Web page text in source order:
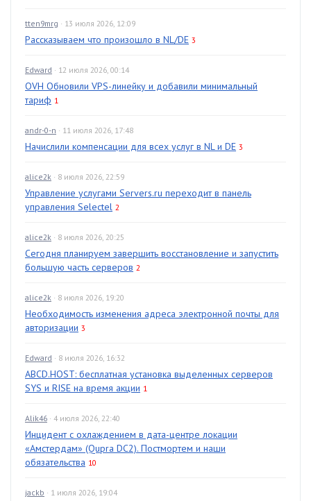
tten9mrg · 13 июля 2026, 12:09
Рассказываем что произошло в NL/DE 3
Edward · 12 июля 2026, 00:14
OVH Обновили VPS-линейку и добавили минимальный
тариф 1
andr-0-n · 11 июля 2026, 17:48
Начислили компенсации для всех услуг в NL и DE 3
alice2k · 8 июля 2026, 22:59
Управление услугами Servers.ru переходит в панель
управления Selectel 2
alice2k · 8 июля 2026, 20:25
Сегодня планируем завершить восстановление и запустить
большую часть серверов 2
alice2k · 8 июля 2026, 19:20
Необходимость изменения адреса электронной почты для
авторизации 3
Edward · 8 июля 2026, 16:32
ABCD.HOST: бесплатная установка выделенных серверов
SYS и RISE на время акции 1
Alik46 · 4 июля 2026, 22:40
Инцидент с охлаждением в дата-центре локации
«Амстердам» (Qupra DC2). Постмортем и наши
обязательства 10
jackb · 1 июля 2026, 19:04